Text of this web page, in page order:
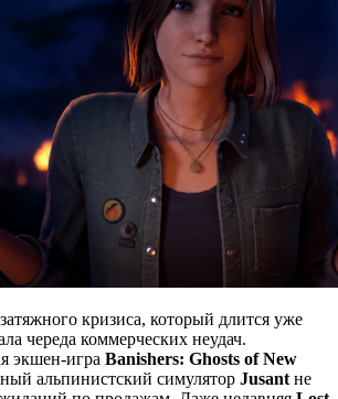
кризиса, который длится уже
череда коммерческих неудач.
экшен-игра Banishers: Ghosts of New
альпинистский симулятор Jusant не